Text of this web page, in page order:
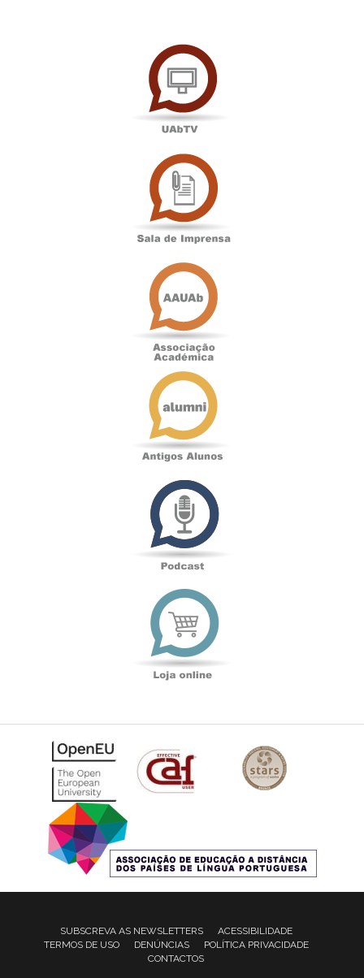
SUBSCREVA AS NEWSLETTERS
ACESSIBILIDADE
TERMOS DE USO
DENÚNCIAS
POLÍTICA PRIVACIDADE
CONTACTOS